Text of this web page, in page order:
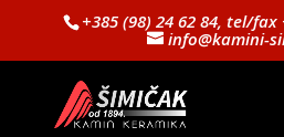
+385 (98) 24 62 84, tel/fax
info@kamini-